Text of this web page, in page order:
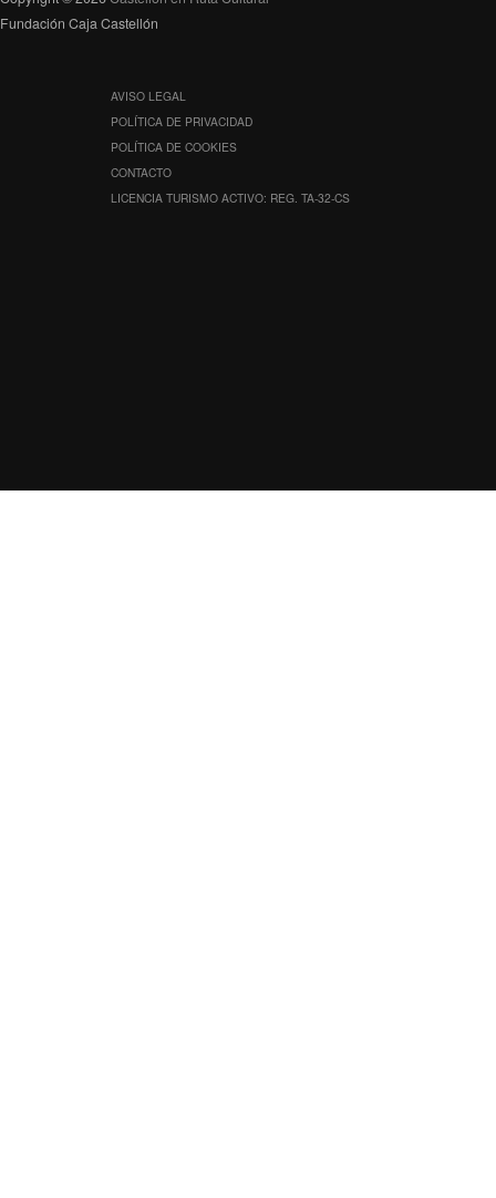
Fundación Caja Castellón
AVISO LEGAL
POLÍTICA DE PRIVACIDAD
POLÍTICA DE COOKIES
CONTACTO
LICENCIA TURISMO ACTIVO: REG. TA-32-CS